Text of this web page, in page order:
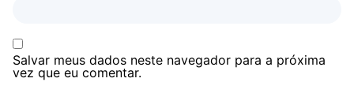
Salvar meus dados neste navegador para a próxima
vez que eu comentar.